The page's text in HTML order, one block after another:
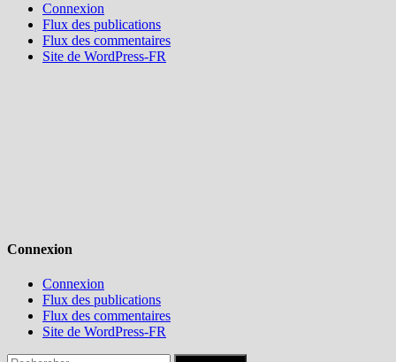
Connexion
Flux des publications
Flux des commentaires
Site de WordPress-FR
Connexion
Connexion
Flux des publications
Flux des commentaires
Site de WordPress-FR